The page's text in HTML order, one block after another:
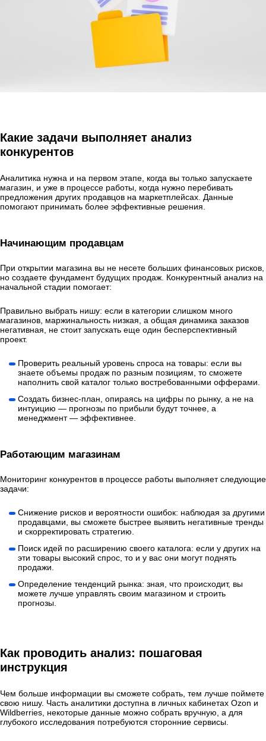
Какие задачи выполняет анализ
конкурентов
Аналитика нужна и на первом этапе, когда вы только запускаете
магазин, и уже в процессе работы, когда нужно перебивать
предложения других продавцов на маркетплейсах. Данные
помогают принимать более эффективные решения.
Начинающим продавцам
При открытии магазина вы не несете больших финансовых рисков,
но создаете фундамент будущих продаж. Конкурентный анализ на
начальной стадии помогает:
Правильно выбрать нишу: если в категории слишком много
магазинов, маржинальность низкая, а общая динамика заказов
негативная, не стоит запускать еще один бесперспективный
проект.
Проверить реальный уровень спроса на товары: если вы
знаете объемы продаж по разным позициям, то сможете
наполнить свой каталог только востребованными офферами.
Создать бизнес-план, опираясь на цифры по рынку, а не на
интуицию — прогнозы по прибыли будут точнее, а
менеджмент — эффективнее.
Работающим магазинам
Мониторинг конкурентов в процессе работы выполняет следующие
задачи:
Снижение рисков и вероятности ошибок: наблюдая за другими
продавцами, вы сможете быстрее выявить негативные тренды
и скорректировать стратегию.
Поиск идей по расширению своего каталога: если у других на
эти товары высокий спрос, то и у вас они могут поднять
продажи.
Определение тенденций рынка: зная, что происходит, вы
можете лучше управлять своим магазином и строить
прогнозы.
Как проводить анализ: пошаговая
инструкция
Чем больше информации вы сможете собрать, тем лучше поймете
свою нишу. Часть аналитики доступна в личных кабинетах Ozon и
Wildberries, некоторые данные можно собрать вручную, а для
глубокого исследования потребуются сторонние сервисы.